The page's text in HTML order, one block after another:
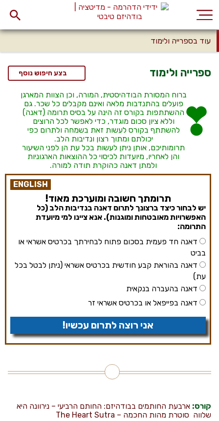
עוד בספרייה ולימוד
ספרייה ולימוד בצע חיפוש נוסף
ברוח המסורת הבודהיסטית, המורה, וכן הצוות המארגן
פועלים בהתנדבות מלאה ואינם מקבלים כל שכר. גם
ההשתתפות בקורס זה הינה על בסיס תרומה (דאנה)
וללא ציון סכום מוגדר, כדי לאפשר לכל הרוצים
להשתתף בקורס לעשות זאת בשמחה ולתרום כפי
יכולתם ומתוך רצון ונדיבות הלב.
תרומותיכם, אותן ניתן לעשות בכל עת הן לפני השיעור
והן לאחריו, מיועדות לכיסוי כל ההוצאות הארגוניות
ולמתן דאנה כהוקרת תודה למורה.
ENGLISH
תרומתך חשובה ומוערכת מאוד!
יש לבחור כיצד ברצונך לתרום דאנה בנדיבות הלב (כל
האפשרויות מאובטחות ומוגנות). אנא ציינו למי מיועדת
התרומה:
דאנה חד פעמית בסכום פתוח לבחירתך בכרטיס אשראי או
בביט
דאנה בהוראת קבע חודשית בכרטיס אשראי (ניתן לבטל בכל
עת)
דאנה בהעברה בנקאית
דאנה בפייפאל או בכרטיס אשראי זר
אני רוצה לתרום עכשיו!
קורס: ארבעת החותמים בבודהיזם: החותם הרביעי – נירוונה היא
שלווה סוטרת מהות החכמה – The Heart Sutra